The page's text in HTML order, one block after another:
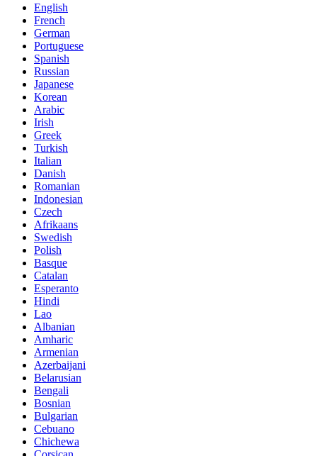
English
French
German
Portuguese
Spanish
Russian
Japanese
Korean
Arabic
Irish
Greek
Turkish
Italian
Danish
Romanian
Indonesian
Czech
Afrikaans
Swedish
Polish
Basque
Catalan
Esperanto
Hindi
Lao
Albanian
Amharic
Armenian
Azerbaijani
Belarusian
Bengali
Bosnian
Bulgarian
Cebuano
Chichewa